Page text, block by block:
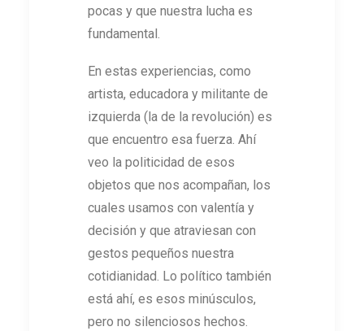
pocas y que nuestra lucha es
fundamental.
En estas experiencias, como
artista, educadora y militante de
izquierda (la de la revolución) es
que encuentro esa fuerza. Ahí
veo la politicidad de esos
objetos que nos acompañan, los
cuales usamos con valentía y
decisión y que atraviesan con
gestos pequeños nuestra
cotidianidad. Lo político también
está ahí, es esos minúsculos,
pero no silenciosos hechos.